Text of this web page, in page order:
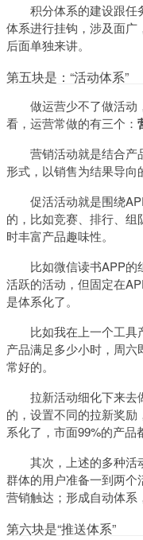
积分体系的建设跟任
体系进行挂钩，涉及面广
后面单独来讲。
第五块是：“活动体系”
做运营少不了做活动
看，运营常做的有三个：
营销活动就是结合产
形式，以销售为结果导向
促活活动就是围绕
的，比如竞赛、排行、
时丰富产品趣味性。
比如微信读书APP的
活跃的活动，但固定在
是体系化了。
比如我在上一个工具
产品满足多少小时，周
常好的。
拉新活动细化下来去
的，设置不同的拉新奖
系化了，市面99%的产品
其次，上述的多种活
群体的用户准备一到两个
营销触达；形成自动体系
第六块是“推送体系”